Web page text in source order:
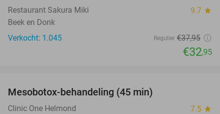
Restaurant Sakura Miki 9.7 star
Beek en Donk
Verkocht: 1.045
Regulier €37,95
€32,95
TODAY
Mesobotox-behandeling (45 min)
Clinic One Helmond 7.5 star